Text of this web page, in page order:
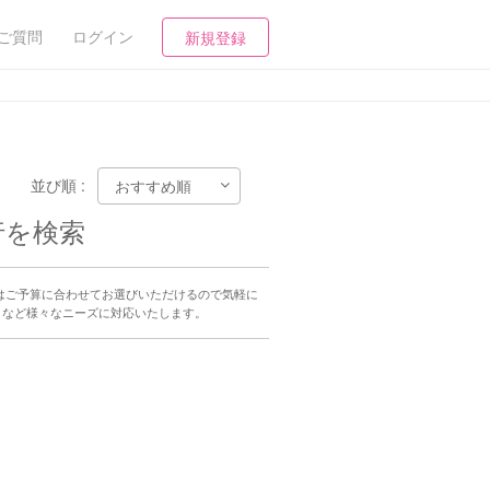
質問 ログイン 新規登録
並び順 :
検索
予算に合わせてお選びいただけるので気軽に
ど様々なニーズに対応いたします。